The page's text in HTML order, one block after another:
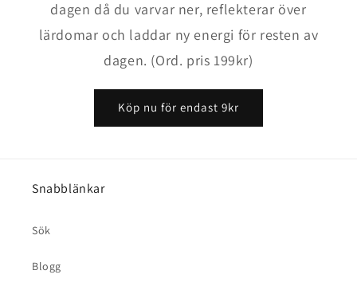
dagen då du varvar ner, reflekterar över
lärdomar och laddar ny energi för resten av
dagen. (Ord. pris 199kr)
Köp nu för endast 9kr
Snabblänkar
Sök
Blogg